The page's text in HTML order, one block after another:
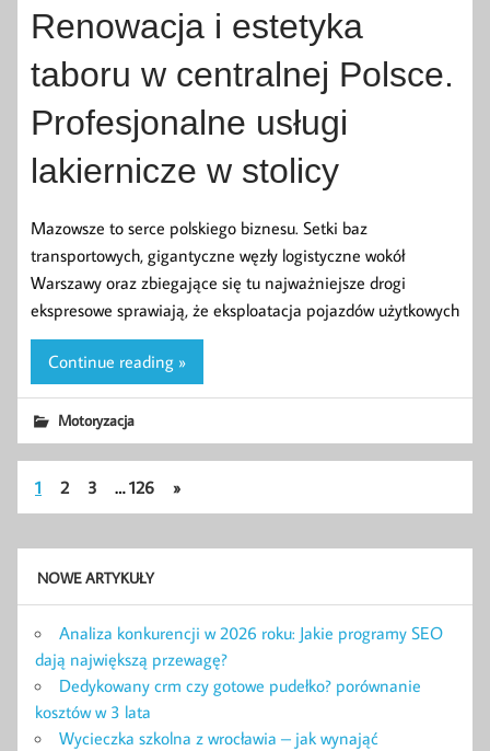
Renowacja i estetyka
taboru w centralnej Polsce.
Profesjonalne usługi
lakiernicze w stolicy
Mazowsze to serce polskiego biznesu. Setki baz
transportowych, gigantyczne węzły logistyczne wokół
Warszawy oraz zbiegające się tu najważniejsze drogi
ekspresowe sprawiają, że eksploatacja pojazdów użytkowych
Continue reading »
Motoryzacja
1 2 3 … 126 »
NOWE ARTYKUŁY
Analiza konkurencji w 2026 roku: Jakie programy SEO
dają największą przewagę?
Dedykowany crm czy gotowe pudełko? porównanie
kosztów w 3 lata
Wycieczka szkolna z wrocławia – jak wynająć